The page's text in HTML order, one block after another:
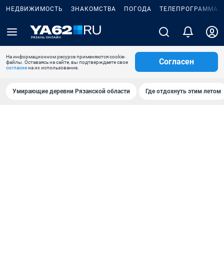
НЕДВИЖИМОСТЬ ЗНАКОМСТВА ПОГОДА ТЕЛЕПРОГРАММА
На информационном ресурсе применяются cookie-
файлы. Оставаясь на сайте, вы подтверждаете свое
согласиена их использование.
Согласен
Умирающие деревни Рязанской области Где отдохнуть этим летом